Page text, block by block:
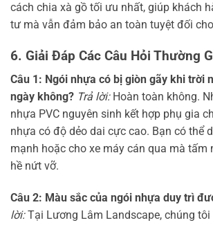
cách chia xà gồ tối ưu nhất, giúp khách
tư mà vẫn đảm bảo an toàn tuyệt đối
6. Giải Đáp Các Câu Hỏi Thường
Câu 1: Ngói nhựa có bị giòn gãy khi trời
ngày không? Trả lời:Hoàn toàn không.
nhựa PVC nguyên sinh kết hợp phụ gia
nhựa có độ dẻo dai cực cao. Bạn có thể
mạnh hoặc cho xe máy cán qua mà tấm
hề nứt vỡ.
Câu 2: Màu sắc của ngói nhựa duy trì
lời:Tại Lương Lâm Landscape, chúng tôi